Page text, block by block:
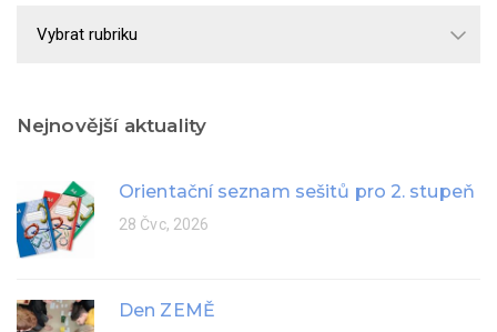
rok
Nejnovější aktuality
Orientační seznam sešitů pro 2. stupeň
28 Čvc, 2026
Den ZEMĚ